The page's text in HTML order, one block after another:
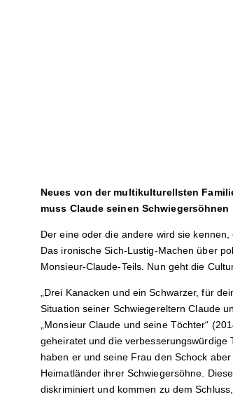
Neues von der multikulturellsten
muss Claude seinen
Der eine oder die andere wird sie
Das ironische Sich-Lustig-Machen über
Monsieur-Claude-Teils. Nun geht die
„Drei Kanacken und ein Schwarzer, für
Situation seiner Schwiegereltern Claude
„Monsieur Claude und seine Töchter“
geheiratet und die verbesserungswürdige
haben er und seine Frau den Schock
Heimatländer ihrer Schwiegersöhne.
diskriminiert und kommen zu dem